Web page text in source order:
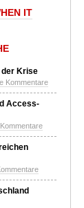
IT
der Krise
Kommentare
Access-